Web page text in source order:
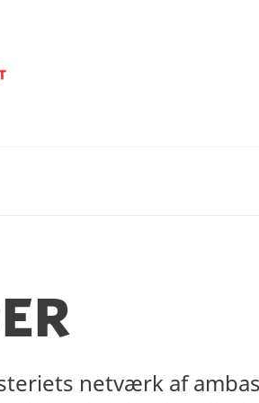
netværk af